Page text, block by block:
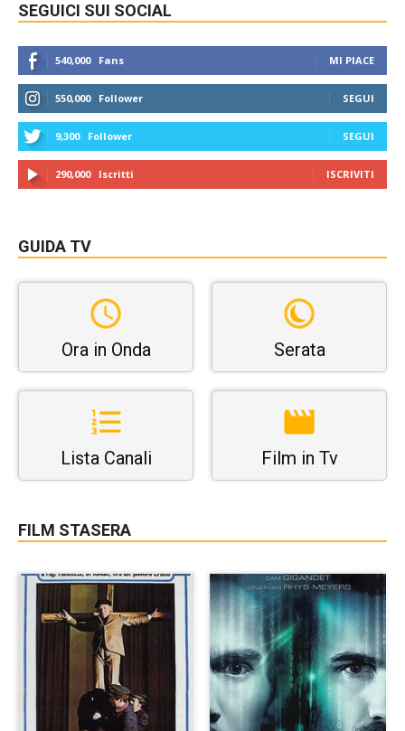
SEGUICI SUI SOCIAL
540,000 Fans MI PIACE
550,000 Follower SEGUI
9,300 Follower SEGUI
290,000 Iscritti ISCRIVITI
GUIDA TV
Ora in Onda Serata
Lista Canali Film in Tv
FILM STASERA